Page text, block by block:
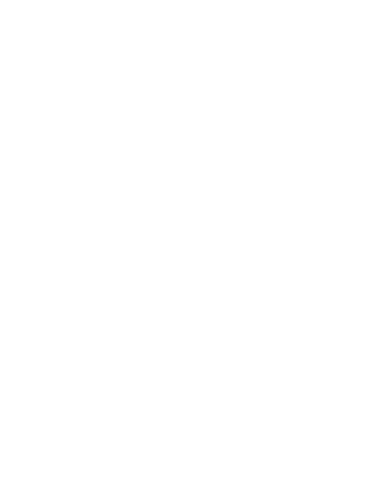
a kitevője pozitív egész szám
összeadás és kivonás
felszíne és térfogata